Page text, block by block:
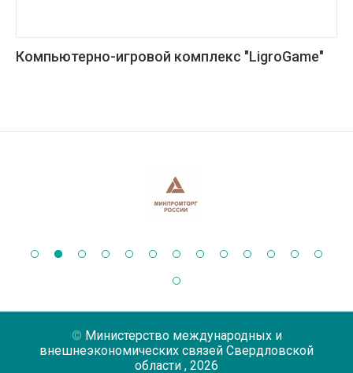
Компьютерно-игровой комплекс "LigroGame"
Министерство международных и
внешнеэкономических связей Свердловской
области , 2026